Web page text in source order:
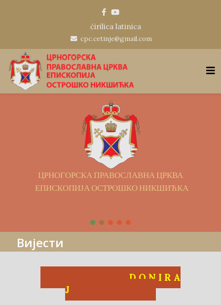
ćirilica latinica
cpc.cetinje@gmail.com
Вијести
D O N I R A
J